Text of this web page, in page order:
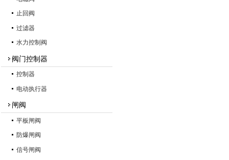
止回阀
过滤器
水力控制阀
阀门控制器
控制器
电动执行器
闸阀
平板闸阀
防爆闸阀
信号闸阀